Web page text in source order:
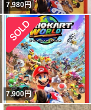
7,980円
7,900円